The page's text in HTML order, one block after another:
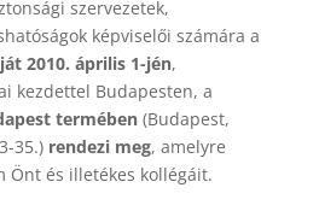
szervezetek,
képviselői számára a
2010. április 1-jén,
kezdettel Budapesten, a
termében(Budapest,
35.) rendezi meg, amelyre
Önt és illetékes kollégáit.